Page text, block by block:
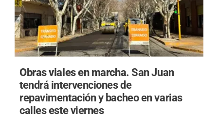
Obras viales en marcha.San Juan
tendrá intervenciones de
repavimentación y bacheo en varias
calles este viernes